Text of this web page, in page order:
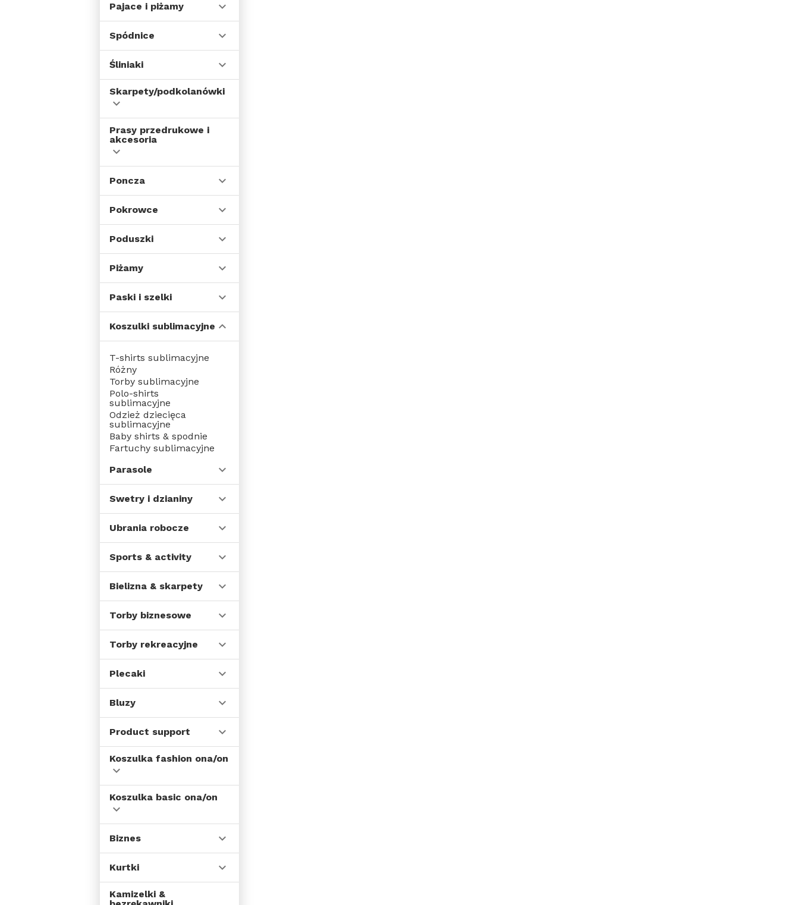
Pajace i piżamy
Spódnice
Śliniaki
Skarpety/podkolanówki
Prasy przedrukowe i
akcesoria
Poncza
Pokrowce
Poduszki
Piżamy
Paski i szelki
Koszulki sublimacyjne
T-shirts sublimacyjne
Różny
Torby sublimacyjne
Polo-shirts
sublimacyjne
Odzież dziecięca
sublimacyjne
Baby shirts & spodnie
Fartuchy sublimacyjne
Parasole
Swetry i dzianiny
Ubrania robocze
Sports & activity
Bielizna & skarpety
Torby biznesowe
Torby rekreacyjne
Plecaki
Bluzy
Product support
Koszulka fashion ona/on
Koszulka basic ona/on
Biznes
Kurtki
Kamizelki &